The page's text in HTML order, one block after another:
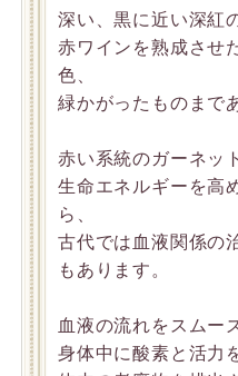
深い、黒に近い深紅
赤ワインを熟成させ
色、
緑かがったものまで
赤い系統のガーネッ
生命エネルギーを高
ら、
古代では血液関係の
もあります。
血液の流れをスムー
身体中に酸素と活力